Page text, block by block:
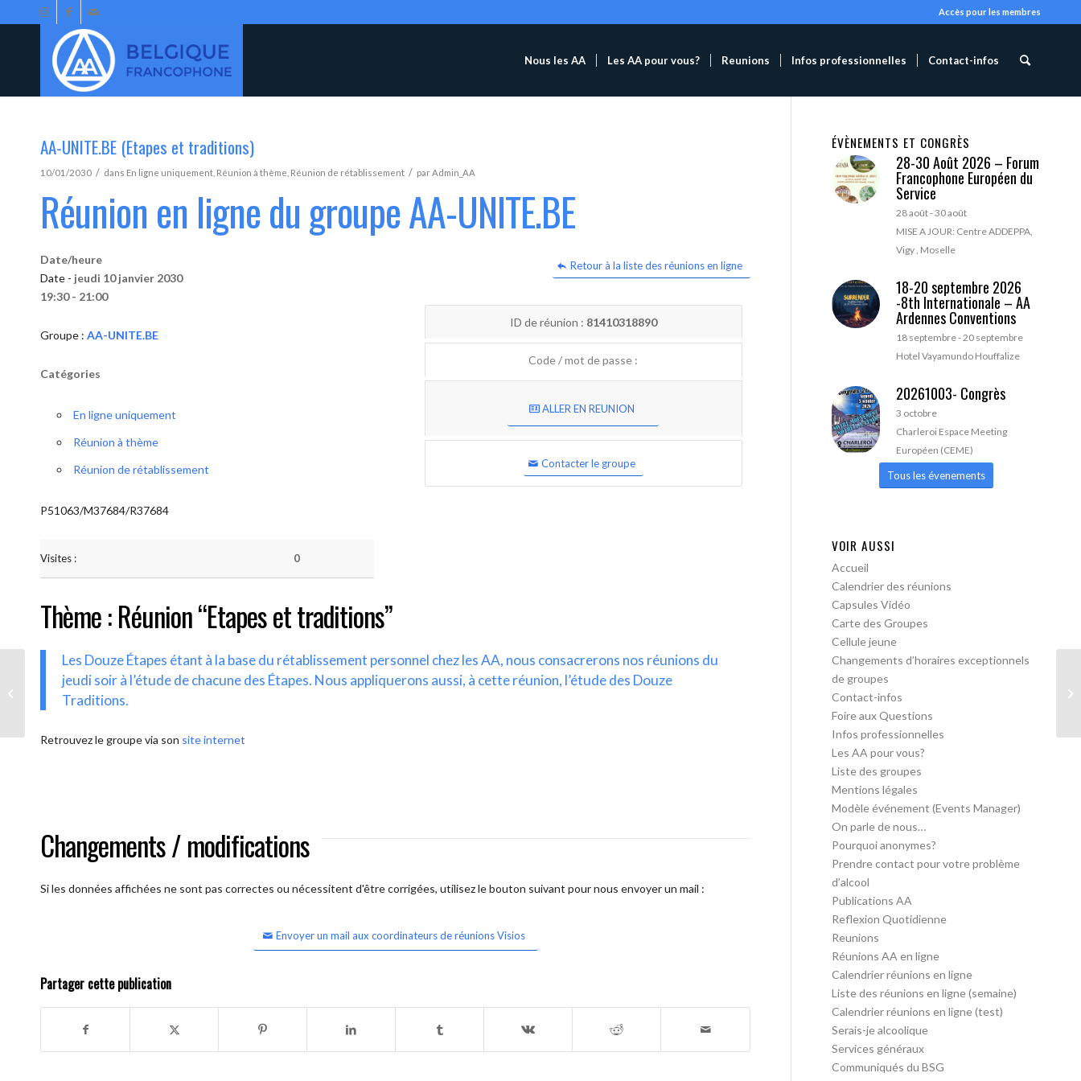
Accès pour les membres
Nous les AA Les AA pour vous? Reunions Infos professionnelles Contact-infos
AA-UNITE.BE (Etapes et traditions)
10/01/2030 / dans En ligne uniquement Réunion à thème Réunion de rétablissement / parAdmin_AA
Réunion en ligne du groupe AA-UNITE.BE
Retour à la liste des réunions en ligne
Date/heure
Date - jeudi 10 janvier 2030
19:30 - 21:00
Groupe : AA-UNITE.BE
Catégories
En ligne uniquement
Réunion à thème
Réunion de rétablissement
P51063/M37684/R37684
Visites : 0
ID de réunion : 81410318890
Code / mot de passe :
ALLER EN REUNION
Contacter le groupe
Thème : Réunion “Etapes et traditions”
Les Douze Étapes étant à la base du rétablissement personnel chez les AA, nous consacrerons nos réunions du
jeudi soir à l’étude de chacune des Étapes. Nous appliquerons aussi, à cette réunion, l’étude des Douze
Traditions.
Retrouvez le groupe via son site internet
Changements / modifications
Si les données affichées ne sont pas correctes ou nécessitent d'être corrigées, utilisez le bouton suivant pour nous envoyer un mail :
Envoyer un mail aux coordinateurs de réunions Visios
Partager cette publication
ÉVÈNEMENTS ET CONGRÈS
28-30 Août 2026 – Forum
Francophone Européen du
Service
28 août-30 août
MISE A JOUR: Centre ADDEPPA,
Vigy , Moselle
18-20 septembre 2026
-8th Internationale – AA
Ardennes Conventions
18 septembre-20 septembre
Hotel Vayamundo Houffalize
20261003- Congrès
3 octobre
Charleroi Espace Meeting
Européen (CEME)
Tous les évenements
VOIR AUSSI
Accueil
Calendrier des réunions
Capsules Vidéo
Carte des Groupes
Cellule jeune
Changements d’horaires exceptionnels
de groupes
Contact-infos
Foire aux Questions
Infos professionnelles
Les AA pour vous?
Liste des groupes
Mentions légales
Modèle événement (Events Manager)
On parle de nous…
Pourquoi anonymes?
Prendre contact pour votre problème
d’alcool
Publications AA
Reflexion Quotidienne
Reunions
Réunions AA en ligne
Calendrier réunions en ligne
Liste des réunions en ligne (semaine)
Calendrier réunions en ligne (test)
Serais-je alcoolique
Services généraux
Communiqués du BSG
AA-UNITE.BE (Etapes et traditions)